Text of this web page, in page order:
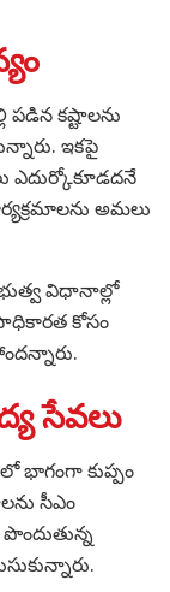
పడిన కష్టాలను
ఇకపై
ఎదుర్కోకూడదనే
అమలు
విధానాల్లో
కోసం
సేవలు
లో భాగంగా కుప్పం
సీఎం